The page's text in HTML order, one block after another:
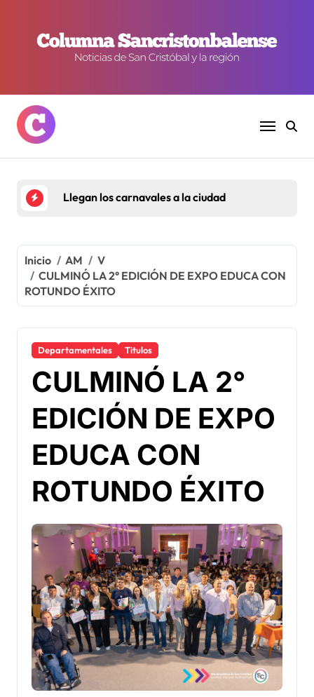
contenido
Llegan los carnavales a la ciudad
Inicio AM
V
CULMINÓ LA 2° EDICIÓN DE EXPO EDUCA CON
ROTUNDO ÉXITO
Departamentales Titulos
CULMINÓ LA 2°
EDICIÓN DE EXPO
EDUCA CON
ROTUNDO ÉXITO